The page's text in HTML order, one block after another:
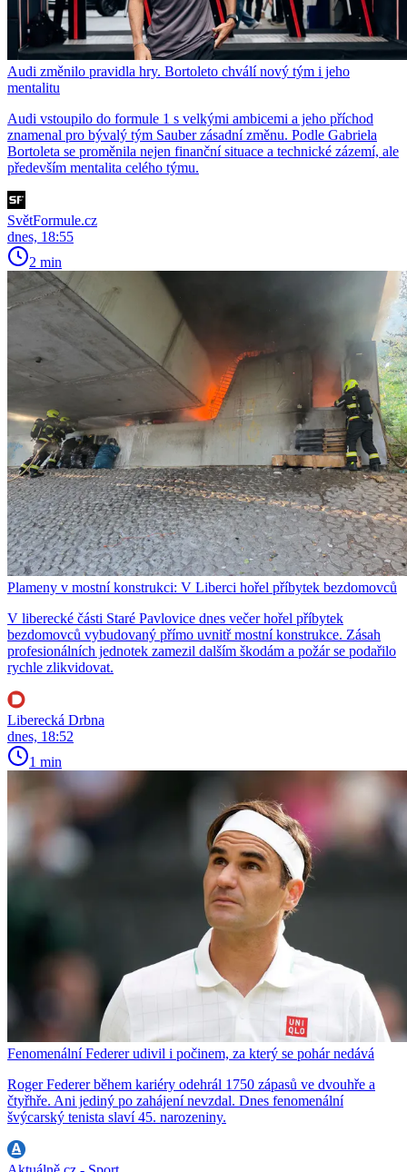
Audi změnilo pravidla hry. Bortoleto chválí nový tým i jeho
mentalitu
Audi vstoupilo do formule 1 s velkými ambicemi a jeho příchod
znamenal pro bývalý tým Sauber zásadní změnu. Podle Gabriela
Bortoleta se proměnila nejen finanční situace a technické zázemí, ale
především mentalita celého týmu.
SvětFormule.cz
dnes, 18:55
2 min
Plameny v mostní konstrukci: V Liberci hořel příbytek bezdomovců
V liberecké části Staré Pavlovice dnes večer hořel příbytek
bezdomovců vybudovaný přímo uvnitř mostní konstrukce. Zásah
profesionálních jednotek zamezil dalším škodám a požár se podařilo
rychle zlikvidovat.
Liberecká Drbna
dnes, 18:52
1 min
Fenomenální Federer udivil i počinem, za který se pohár nedává
Roger Federer během kariéry odehrál 1750 zápasů ve dvouhře a
čtyřhře. Ani jediný po zahájení nevzdal. Dnes fenomenální
švýcarský tenista slaví 45. narozeniny.